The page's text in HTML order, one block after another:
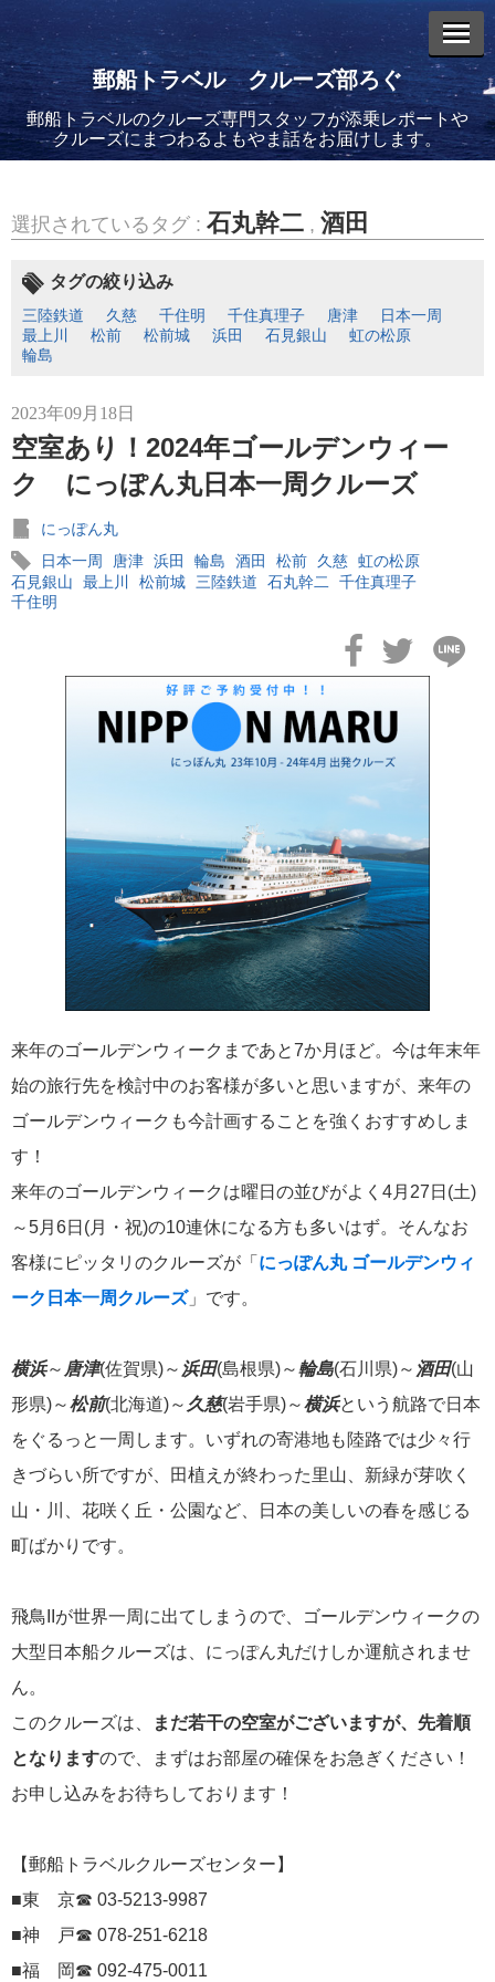
郵船トラベル クルーズ部ろぐ
郵船トラベルのクルーズ専門スタッフが添乗レポートや
クルーズにまつわるよもやま話をお届けします。
選択されているタグ : 石丸幹二 , 酒田
タグの絞り込み
三陸鉄道 久慈 千住明 千住真理子 唐津
日本一周
最上川
松前 松前城 浜田 石見銀山
虹の松原
輪島
2023年09月18日
空室あり！2024年ゴールデンウィー
ク にっぽん丸日本一周クルーズ
にっぽん丸
日本一周
唐津 浜田 輪島 酒田 松前 久慈 虹の松原
石見銀山
最上川 松前城 三陸鉄道 石丸幹二
千住真理子
千住明
来年のゴールデンウィークまであと7か月ほど。今は年末年
始の旅行先を検討中のお客様が多いと思いますが、来年の
ゴールデンウィークも今計画することを強くおすすめしま
す！
来年のゴールデンウィークは曜日の並びがよく4月27日(土)
～5月6日(月・祝)の10連休になる方も多いはず。そんなお
客様にピッタリのクルーズが「 にっぽん丸 ゴールデンウィ
ーク日本一周クルーズ」です。
横浜～ 唐津(佐賀県)～ 浜田(島根県)～輪島(石川県)～ 酒田(山
形県)～松前(北海道)～ 久慈(岩手県)～横浜という航路で日本
をぐるっと一周します。いずれの寄港地も陸路では少々行
きづらい所ですが、田植えが終わった里山、新緑が芽吹く
山・川、花咲く丘・公園など、日本の美しいの春を感じる
町ばかりです。
飛鳥IIが世界一周に出てしまうので、ゴールデンウィークの
大型日本船クルーズは、にっぽん丸だけしか運航されませ
ん。
このクルーズは、
まだ若干の空室がございますが、先着順
となりますので、まずはお部屋の確保をお急ぎください！
お申し込みをお待ちしております！
【郵船トラベルクルーズセンター】
■東 京☎ 03-5213-9987
■神 戸☎ 078-251-6218
■福 岡☎ 092-475-0011
エントリーリスト
2026年08月06日
バイキング・エデンに乗船してきました！(2)
2026年08月05日
バイキング・エデンに乗船してきました！(1)
飛鳥II アジアグランドクルーズおかえりなさい！
飛鳥II 2027年オセアニアグランドクルーズ発表！
2026年02月04日
飛鳥II 小山薫堂×飛鳥II～洋上の大人の文化祭～本日発売です
2026年01月30日
飛鳥II シンガポール寄港中です！
カテゴリーリスト
世界一周クルーズ
飛鳥II 2018年世界一周クルーズ
にっぽん丸
コースご案内
ぱしふぃっく びいなす 128
プリンセス・クルーズ
クリスタル・クルーズ
お知らせ